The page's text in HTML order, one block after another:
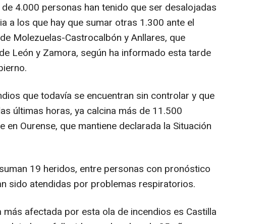
4.000 personas han tenido que ser desalojadas
a los que hay que sumar otras 1.300 ante el
Molezuelas-Castrocalbón y Anllares, que
León y Zamora, según ha informado esta tarde
que todavía se encuentran sin controlar y que
últimas horas, ya calcina más de 11.500
en Ourense, que mantiene declarada la Situación
19 heridos, entre personas con pronóstico
sido atendidas por problemas respiratorios.
afectada por esta ola de incendios es Castilla